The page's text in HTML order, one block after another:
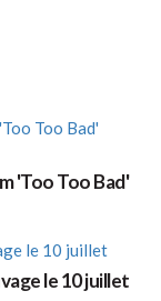
'Too Too Bad'
le 10 juillet